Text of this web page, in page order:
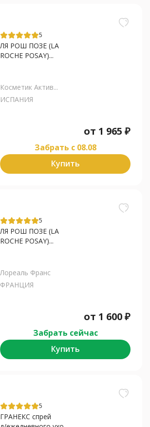
5
ЛЯ РОШ ПОЗЕ (LA
ROCHE POSAY)...
Косметик Актив...
ИСПАНИЯ
от 1 965 ₽
Забрать c 08.08
Купить
5
ЛЯ РОШ ПОЗЕ (LA
ROCHE POSAY)...
Лореаль Франс
ФРАНЦИЯ
от 1 600₽
Забрать сейчас
Купить
5
ГРАНЕКС спрей